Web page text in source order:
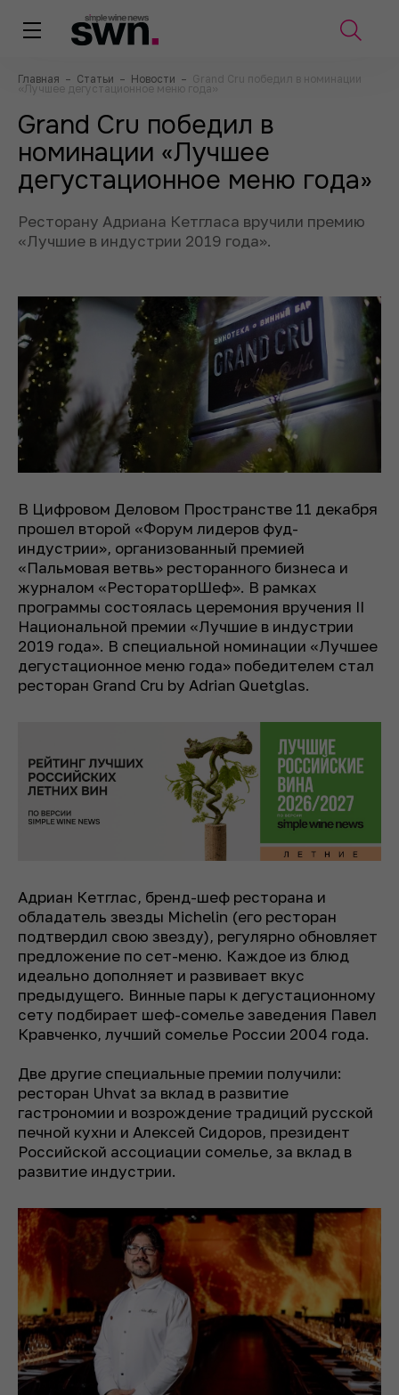
Главная – Статьи – Новости – Grand Cru победил в номинации
«Лучшее дегустационное меню года»
Grand Cru победил в
номинации «Лучшее
дегустационное меню года»
Ресторану Адриана Кетгласа вручили премию
«Лучшие в индустрии 2019 года».
В Цифровом Деловом Пространстве 11 декабря
прошел второй «Форум лидеров фуд-
индустрии», организованный премией
«Пальмовая ветвь» ресторанного бизнеса и
журналом «РестораторШеф». В рамках
программы состоялась церемония вручения II
Национальной премии «Лучшие в индустрии
2019 года». В специальной номинации «Лучшее
дегустационное меню года» победителем стал
ресторан Grand Cru by Adrian Quetglas.
Адриан Кетглас, бренд-шеф ресторана и
обладатель звезды Michelin (его ресторан
подтвердил свою звезду), регулярно обновляет
предложение по сет-меню. Каждое из блюд
идеально дополняет и развивает вкус
предыдущего. Винные пары к дегустационному
сету подбирает шеф-сомелье заведения Павел
Кравченко, лучший сомелье России 2004 года.
Две другие специальные премии получили:
ресторан Uhvat за вклад в развитие
гастрономии и возрождение традиций русской
печной кухни и Алексей Сидоров, президент
Российской ассоциации сомелье, за вклад в
развитие индустрии.